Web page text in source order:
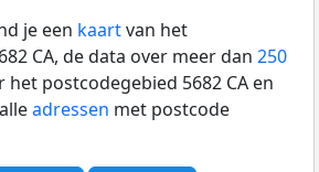
je een kaartvan het
CA, de data over meer dan 250
het postcodegebied 5682 CA en
adressen met postcode